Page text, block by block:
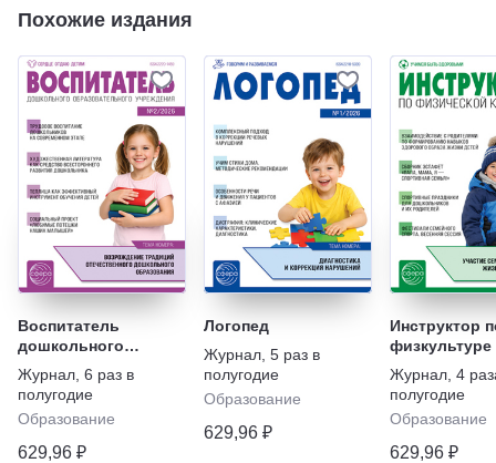
Похожие издания
Воспитатель
дошкольного
образовательного
учреждения
Журнал 6 раз в
полугодие
Образование
629,96 ₽
Логопед
Журнал 5 раз в
полугодие
Образование
629,96 ₽
Инструктор
физкультуре
Журнал 4
полугодие
Образование
629,96 ₽